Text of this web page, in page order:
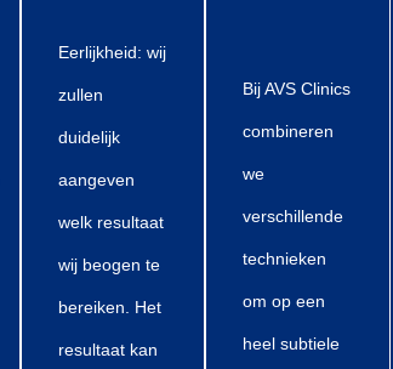
Eerlijkheid: wij
zullen
duidelijk
aangeven
welk resultaat
wij beogen te
bereiken. Het
resultaat kan
Bij AVS Clinics
combineren
we
verschillende
technieken
om op een
heel subtiele